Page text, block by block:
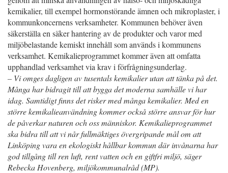
kemikalier, till exempel hormonstörande ämnen och mikroplaster, i
kommunkoncernens verksamheter. Kommunen behöver även
säkerställa en säker hantering av de produkter och varor med
miljöbelastande kemiskt innehåll som används i kommunens
verksamhet. Kemikalieprogrammet kommer även att omfatta
upphandlad verksamhet via krav i förfrågningsunderlag.
– Vi omges dagligen av tusentals kemikalier utan att tänka på det.
Många har bidragit till att bygga det moderna samhälle vi har
idag. Samtidigt finns det risker med många kemikalier. Med en
större kemikalieanvändning kommer också större ansvar för hur
de påverkar naturen och oss människor. Kemikalieprogrammet
ska bidra till att vi når fullmäktiges övergripande mål om att
Linköping vara en ekologiskt hållbar kommun där invånarna har
god tillgång till ren luft, rent vatten och en giftfri miljö, säger
Rebecka Hovenberg, miljökommunalråd (MP).